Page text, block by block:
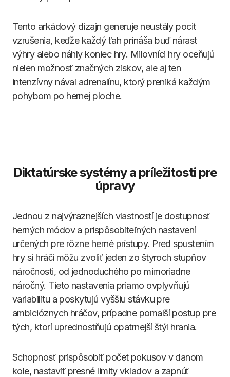
Tento arkádový dizajn generuje neustály pocit
vzrušenia, keďže každý ťah prináša buď nárast
výhry alebo náhly koniec hry. Milovníci hry oceňujú
nielen možnosť značných ziskov, ale aj ten
intenzívny nával adrenalínu, ktorý preniká každým
pohybom po hernej ploche.
Diktatúrske systémy a príležitosti pre
úpravy
Jednou z najvýraznejších vlastností je dostupnosť
herných módov a prispôsobiteľných nastavení
určených pre rôzne herné prístupy. Pred spustením
hry si hráči môžu zvoliť jeden zo štyroch stupňov
náročnosti, od jednoduchého po mimoriadne
náročný. Tieto nastavenia priamo ovplyvňujú
variabilitu a poskytujú vyššiu stávku pre
ambicióznych hráčov, prípadne pomalší postup pre
tých, ktorí uprednostňujú opatrnejší štýl hrania.
Schopnosť prispôsobiť počet pokusov v danom
kole, nastaviť presné limity vkladov a zapnúť